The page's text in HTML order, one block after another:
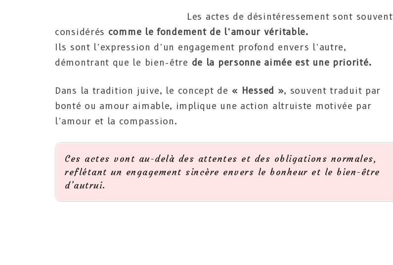
Les actes de désintéressement sont souvent
considérés comme le fondement de l’amour véritable.
Ils sont l’expression d’un engagement profond envers l’autre,
démontrant que le bien-être de la personne aimée est une priorité.
Dans la tradition juive, le concept de « Hessed », souvent traduit par
bonté ou amour aimable, implique une action altruiste motivée par
l’amour et la compassion.
Ces actes vont au-delà des attentes et des obligations normales,
reflétant un engagement sincère envers le bonheur et le bien-être
d’autrui.